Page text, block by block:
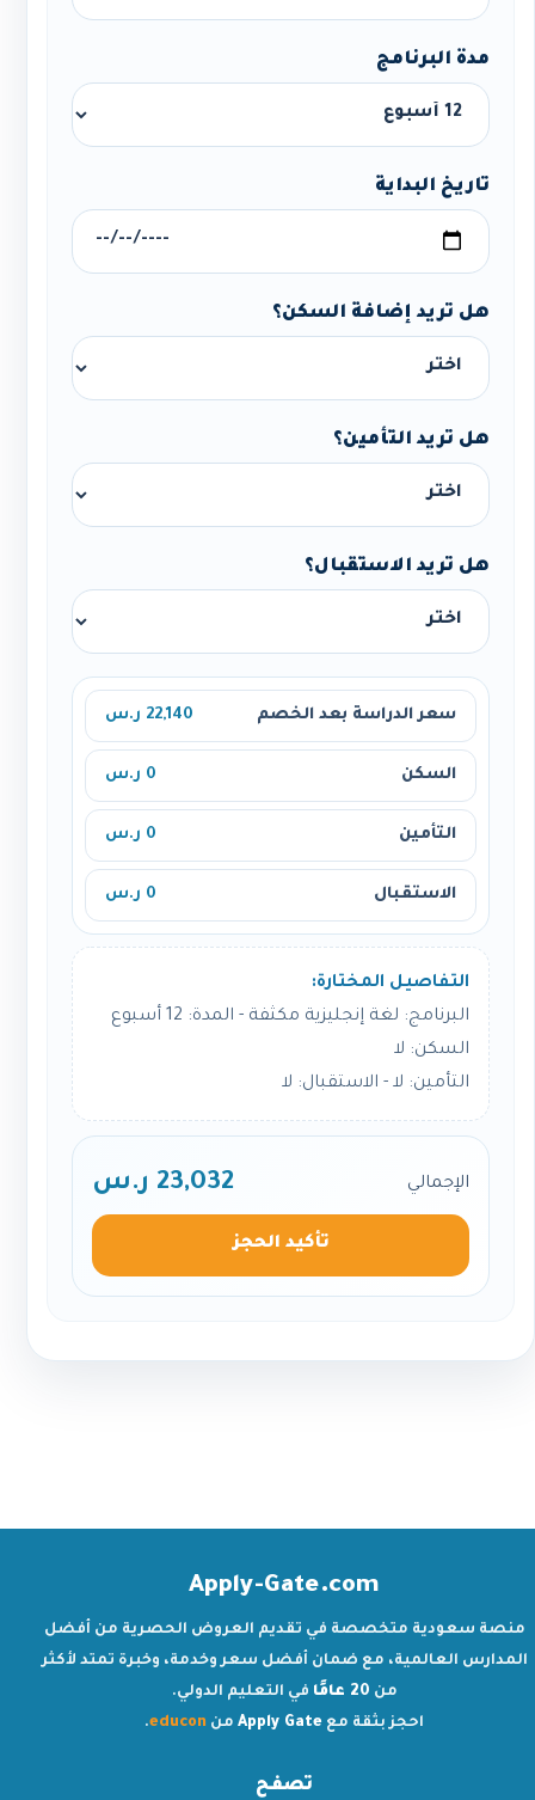
مدة البرنامج
تاريخ البداية
هل تريد إضافة السكن؟
هل تريد التأمين؟
هل تريد الاستقبال؟
سعر الدراسة بعد الخصم 22,140 ر.س
السكن 0 ر.س
التأمين 0 ر.س
الاستقبال 0 ر.س
التفاصيل المختارة:
البرنامج: لغة إنجليزية مكثفة - المدة: 12 أسبوع
السكن: لا
التأمين: لا - الاستقبال: لا
الإجمالي 23,032 ر.س
تأكيد الحجز
Apply-Gate.com
منصة سعودية متخصصة في تقديم العروض الحصرية من أفضل
المدارس العالمية، مع ضمان أفضل سعر وخدمة، وخبرة تمتد لأكثر
من 20 عامًا
في التعليم الدولي.
احجز بثقة مع Apply Gate من educon
.
تصفح